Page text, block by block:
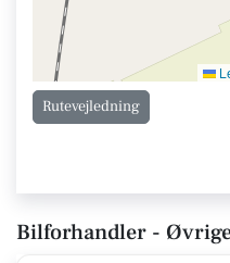
Rutevejledning
Bilforhandler -